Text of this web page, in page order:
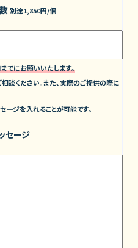
別途1,850円/個
でにお願いいたします。
談ください。また、実際のご提供の際に
ージを入れることが可能です。
セージ